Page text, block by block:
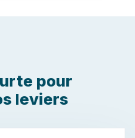
pour
leviers